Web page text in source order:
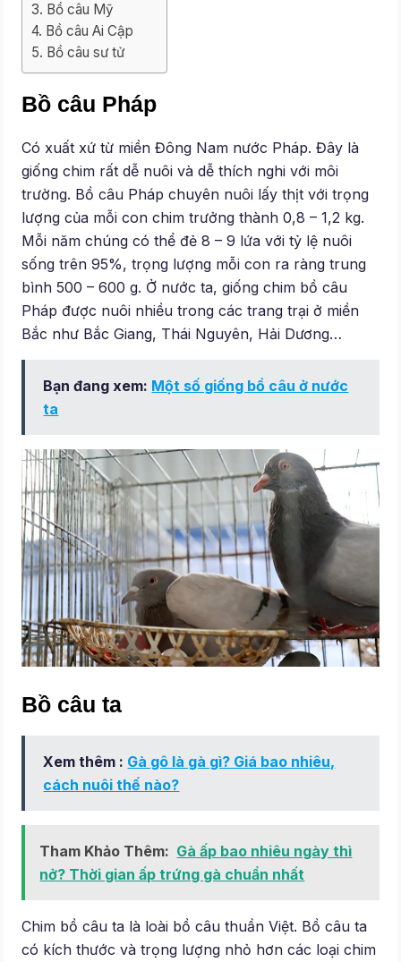
Bồ câu Mỹ
Bồ câu Ai Cập
Bồ câu sư tử
Bồ câu Pháp
Có xuất xứ từ miền Đông Nam nước Pháp. Đây là
giống chim rất dễ nuôi và dễ thích nghi với môi
trường. Bồ câu Pháp chuyên nuôi lấy thịt với trọng
lượng của mỗi con chim trưởng thành 0,8 – 1,2 kg.
Mỗi năm chúng có thể đẻ 8 – 9 lứa với tỷ lệ nuôi
sống trên 95%, trọng lượng mỗi con ra ràng trung
bình 500 – 600 g. Ở nước ta, giống chim bồ câu
Pháp được nuôi nhiều trong các trang trại ở miền
Bắc như Bắc Giang, Thái Nguyên, Hải Dương…
Bạn đang xem: Một số giống bồ câu ở nước
ta
Bồ câu ta
Xem thêm : Gà gô là gà gì? Giá bao nhiêu,
cách nuôi thế nào?
Tham Khảo Thêm: Gà ấp bao nhiêu ngày thì
nở? Thời gian ấp trứng gà chuẩn nhất
Chim bồ câu ta là loài bồ câu thuần Việt. Bồ câu ta
có kích thước và trọng lượng nhỏ hơn các loại chim